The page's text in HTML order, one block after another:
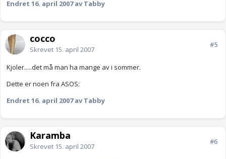
Endret 16. april 2007av Tabby
cocco
Skrevet 15. april 2007
#5
Kjoler.....det må man ha mange av i sommer.
Dette er noen fra ASOS:
Endret 16. april 2007av Tabby
Karamba
Skrevet 15. april 2007
#6